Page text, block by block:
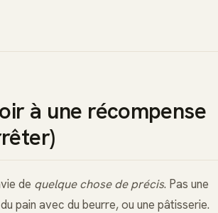
à une récompense
de quelque chose de précis. Pas une
pain avec du beurre, ou une pâtisserie.